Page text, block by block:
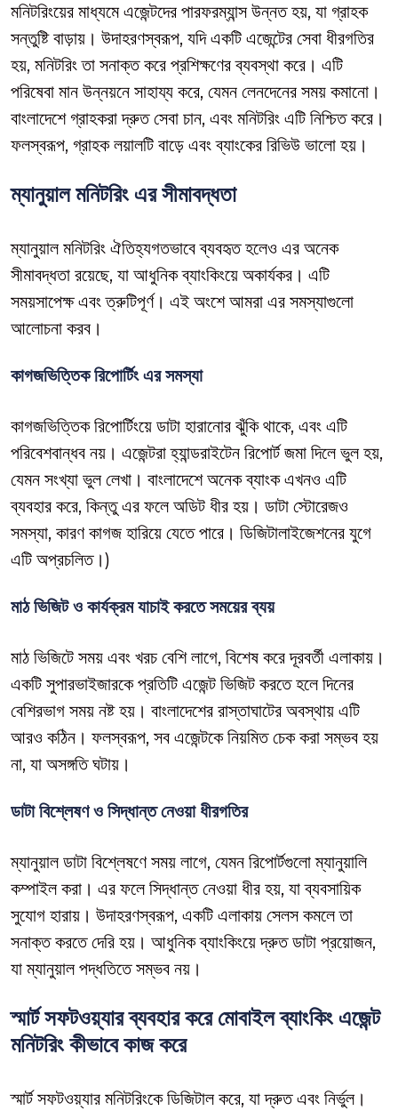
মনিটরিংয়ের মাধ্যমে এজেন্টদের পারফরম্যান্স উন্নত হয়, যা গ্রাহক
সন্তুষ্টি বাড়ায়। উদাহরণস্বরূপ, যদি একটি এজেন্টের সেবা ধীরগতির
হয়, মনিটরিং তা সনাক্ত করে প্রশিক্ষণের ব্যবস্থা করে। এটি
পরিষেবা মান উন্নয়নে সাহায্য করে, যেমন লেনদেনের সময় কমানো।
বাংলাদেশে গ্রাহকরা দ্রুত সেবা চান, এবং মনিটরিং এটি নিশ্চিত করে।
ফলস্বরূপ, গ্রাহক লয়ালটি বাড়ে এবং ব্যাংকের রিভিউ ভালো হয়।
ম্যানুয়াল মনিটরিং এর সীমাবদ্ধতা
ম্যানুয়াল মনিটরিং ঐতিহ্যগতভাবে ব্যবহৃত হলেও এর অনেক
সীমাবদ্ধতা রয়েছে, যা আধুনিক ব্যাংকিংয়ে অকার্যকর। এটি
সময়সাপেক্ষ এবং ত্রুটিপূর্ণ। এই অংশে আমরা এর সমস্যাগুলো
আলোচনা করব।
কাগজভিত্তিক রিপোর্টিং এর সমস্যা
কাগজভিত্তিক রিপোর্টিংয়ে ডাটা হারানোর ঝুঁকি থাকে, এবং এটি
পরিবেশবান্ধব নয়। এজেন্টরা হ্যান্ডরাইটেন রিপোর্ট জমা দিলে ভুল হয়,
যেমন সংখ্যা ভুল লেখা। বাংলাদেশে অনেক ব্যাংক এখনও এটি
ব্যবহার করে, কিন্তু এর ফলে অডিট ধীর হয়। ডাটা স্টোরেজও
সমস্যা, কারণ কাগজ হারিয়ে যেতে পারে। ডিজিটালাইজেশনের যুগে
এটি অপ্রচলিত।)
মাঠ ভিজিট ও কার্যক্রম যাচাই করতে সময়ের ব্যয়
মাঠ ভিজিটে সময় এবং খরচ বেশি লাগে, বিশেষ করে দূরবর্তী এলাকায়।
একটি সুপারভাইজারকে প্রতিটি এজেন্ট ভিজিট করতে হলে দিনের
বেশিরভাগ সময় নষ্ট হয়। বাংলাদেশের রাস্তাঘাটের অবস্থায় এটি
আরও কঠিন। ফলস্বরূপ, সব এজেন্টকে নিয়মিত চেক করা সম্ভব হয়
না, যা অসঙ্গতি ঘটায়।
ডাটা বিশ্লেষণ ও সিদ্ধান্ত নেওয়া ধীরগতির
ম্যানুয়াল ডাটা বিশ্লেষণে সময় লাগে, যেমন রিপোর্টগুলো ম্যানুয়ালি
কম্পাইল করা। এর ফলে সিদ্ধান্ত নেওয়া ধীর হয়, যা ব্যবসায়িক
সুযোগ হারায়। উদাহরণস্বরূপ, একটি এলাকায় সেলস কমলে তা
সনাক্ত করতে দেরি হয়। আধুনিক ব্যাংকিংয়ে দ্রুত ডাটা প্রয়োজন,
যা ম্যানুয়াল পদ্ধতিতে সম্ভব নয়।
স্মার্ট সফটওয়্যার ব্যবহার করে মোবাইল ব্যাংকিং এজেন্ট
মনিটরিং কীভাবে কাজ করে
স্মার্ট সফটওয়্যার মনিটরিংকে ডিজিটাল করে, যা দ্রুত এবং নির্ভুল।